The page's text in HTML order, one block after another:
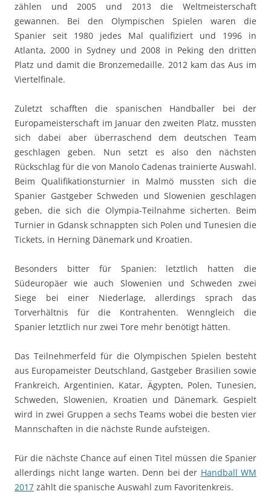
zählen und 2005 und 2013 die Weltmeisterschaft
gewannen. Bei den Olympischen Spielen waren die
Spanier seit 1980 jedes Mal qualifiziert und 1996 in
Atlanta, 2000 in Sydney und 2008 in Peking den dritten
Platz und damit die Bronzemedaille. 2012 kam das Aus im
Viertelfinale.
Zuletzt schafften die spanischen Handballer bei der
Europameisterschaft im Januar den zweiten Platz, mussten
sich dabei aber überraschend dem deutschen Team
geschlagen geben. Nun setzt es also den nächsten
Rückschlag für die von Manolo Cadenas trainierte Auswahl.
Beim Qualifikationsturnier in Malmö mussten sich die
Spanier Gastgeber Schweden und Slowenien geschlagen
geben, die sich die Olympia-Teilnahme sicherten. Beim
Turnier in Gdansk schnappten sich Polen und Tunesien die
Tickets, in Herning Dänemark und Kroatien.
Besonders bitter für Spanien: letztlich hatten die
Südeuropäer wie auch Slowenien und Schweden zwei
Siege bei einer Niederlage, allerdings sprach das
Torverhältnis für die Kontrahenten. Wenngleich die
Spanier letztlich nur zwei Tore mehr benötigt hätten.
Das Teilnehmerfeld für die Olympischen Spielen besteht
aus Europameister Deutschland, Gastgeber Brasilien sowie
Frankreich, Argentinien, Katar, Ägypten, Polen, Tunesien,
Schweden, Slowenien, Kroatien und Dänemark. Gespielt
wird in zwei Gruppen a sechs Teams wobei die besten vier
Mannschaften in die nächste Runde aufsteigen.
Für die nächste Chance auf einen Titel müssen die Spanier
allerdings nicht lange warten. Denn bei der Handball WM
2017 zählt die spanische Auswahl zum Favoritenkreis.